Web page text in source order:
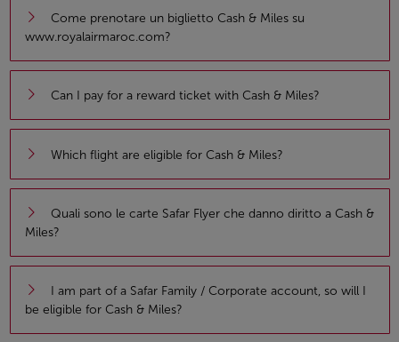
Come prenotare un biglietto Cash & Miles su
www.royalairmaroc.com?
Can I pay for a reward ticket with Cash & Miles?
Which flight are eligible for Cash & Miles?
Quali sono le carte Safar Flyer che danno diritto a Cash &
Miles?
I am part of a Safar Family / Corporate account, so will I
be eligible for Cash & Miles?